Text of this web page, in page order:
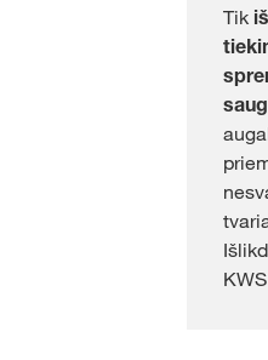
Tik